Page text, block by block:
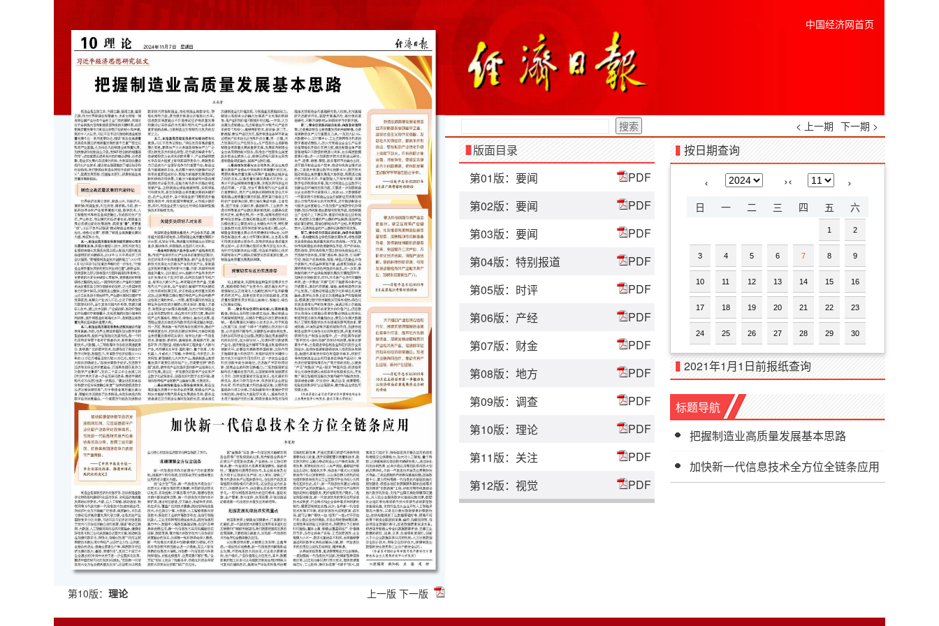
第10版： 理论 上一版 下一版
中国经济网首页
< 上一期 下一期 >
版面目录
第01版：要闻
PDF
第02版：要闻
PDF
第03版：要闻
PDF
第04版：特别报道
PDF
第05版：时评
PDF
第06版：产经
PDF
第07版：财金
PDF
第08版：地方
PDF
第09版：调查
PDF
第10版：理论
PDF
第11版：关注
PDF
第12版：视觉
PDF
按日期查询
‹ ›‹ ›
日 一 二 三 四 五 六
1 2
3 4 5 6 7 8 9
10 11 12 13 14 15 16
17 18 19 20 21 22 23
24 25 26 27 28 29 30
2021年1月1日前报纸查询
标题导航
把握制造业高质量发展基本思路
加快新一代信息技术全方位全链条应用